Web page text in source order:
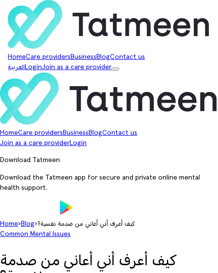
HomeCare providers Business BlogContact us
العربية LoginJoin as a care provider
HomeCare providers Business BlogContact us
Join as a care providerLogin
Download Tatmeen
Download the Tatmeen app for secure and private online mental
health support.
Home› Blog›كيف أعرف أني أعاني من صدمة نفسية؟
Common Mental Issues
كيف أعرف أني أعاني من صدمة